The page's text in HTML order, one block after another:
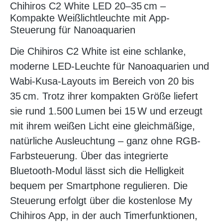
Chihiros C2 White LED 20–35 cm –
Kompakte Weißlichtleuchte mit App-
Steuerung für Nanoaquarien
Die Chihiros C2 White ist eine schlanke,
moderne LED-Leuchte für Nanoaquarien und
Wabi-Kusa-Layouts im Bereich von 20 bis
35 cm. Trotz ihrer kompakten Größe liefert
sie rund 1.500 Lumen bei 15 W und erzeugt
mit ihrem weißen Licht eine gleichmäßige,
natürliche Ausleuchtung – ganz ohne RGB-
Farbsteuerung. Über das integrierte
Bluetooth-Modul lässt sich die Helligkeit
bequem per Smartphone regulieren. Die
Steuerung erfolgt über die kostenlose My
Chihiros App, in der auch Timerfunktionen,